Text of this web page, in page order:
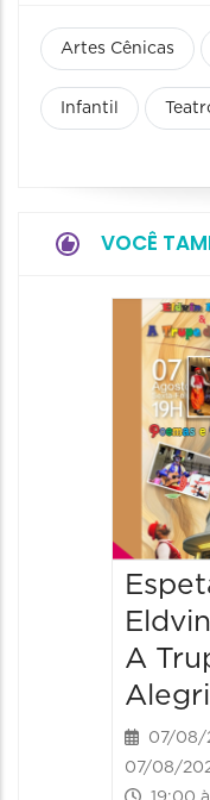
Artes Cênicas
Infantil
VOCÊ
A
07/08/
07/08/